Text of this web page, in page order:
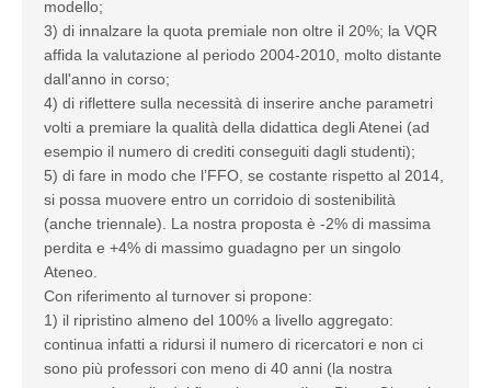
modello;
3) di innalzare la quota premiale non oltre il 20%; la VQR
affida la valutazione al periodo 2004-2010, molto distante
dall'anno in corso;
4) di riflettere sulla necessità di inserire anche parametri
volti a premiare la qualità della didattica degli Atenei (ad
esempio il numero di crediti conseguiti dagli studenti);
5) di fare in modo che l’FFO, se costante rispetto al 2014,
si possa muovere entro un corridoio di sostenibilità
(anche triennale). La nostra proposta è -2% di massima
perdita e +4% di massimo guadagno per un singolo
Ateneo.
Con riferimento al turnover si propone:
1) il ripristino almeno del 100% a livello aggregato:
continua infatti a ridursi il numero di ricercatori e non ci
sono più professori con meno di 40 anni (la nostra